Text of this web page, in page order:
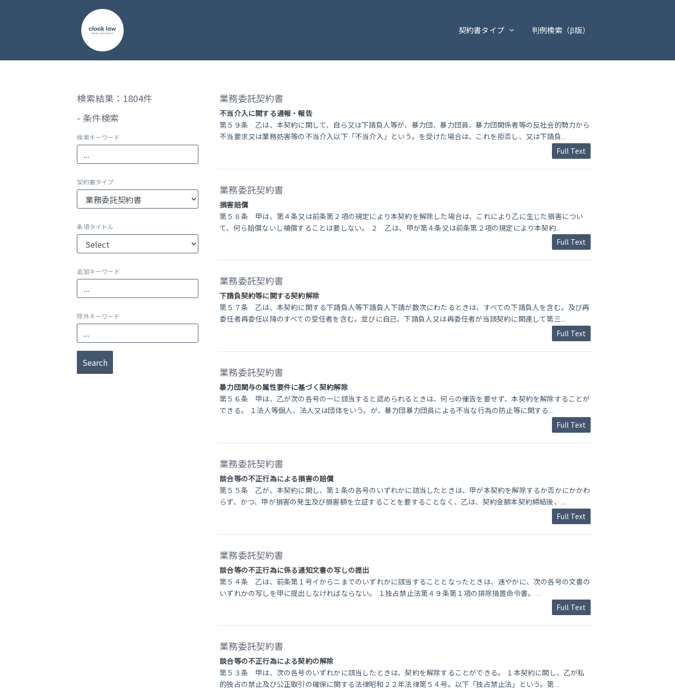
契約書タイプ 判例検索（β版）
検索結果：1804件
- 条件検索
検索キーワード
契約書タイプ
条項タイトル
追加キーワード
除外キーワード
Search
業務委託契約書
不当介入に関する通報・報告
第５９条 乙は、本契約に関して、自ら又は下請負人等が、暴力団、暴力団員、暴力団関係者等の反社会的勢力から
不当要求又は業務妨害等の不当介入以下「不当介入」という。を受けた場合は、これを拒否し、又は下請負 ...
Full Text
業務委託契約書
損害賠償
第５８条 甲は、第４条又は前条第２項の規定により本契約を解除した場合は、これにより乙に生じた損害につい
て、何ら賠償ないし補償することは要しない。 ２ 乙は、甲が第４条又は前条第２項の規定により本契約...
Full Text
業務委託契約書
下請負契約等に関する契約解除
第５７条 乙は、本契約に関する下請負人等下請負人下請が数次にわたるときは、すべての下請負人を含む。及び再
委任者再委任以降のすべての受任者を含む。並びに自己、下請負人又は再委任者が当該契約に関連して第三...
Full Text
業務委託契約書
暴力団関与の属性要件に基づく契約解除
第５６条 甲は、乙が次の各号の一に該当すると認められるときは、何らの催告を要せず、本契約を解除することが
できる。 １法人等個人、法人又は団体をいう。が、暴力団暴力団員による不当な行為の防止等に関する ...
Full Text
業務委託契約書
談合等の不正行為による損害の賠償
第５５条 乙が、本契約に関し、第１条の各号のいずれかに該当したときは、甲が本契約を解除するか否かにかかわ
らず、かつ、甲が損害の発生及び損害額を立証することを要することなく、乙は、契約金額本契約締結後、 ...
Full Text
業務委託契約書
談合等の不正行為に係る通知文書の写しの提出
第５４条 乙は、前条第１号イからニまでのいずれかに該当することとなったときは、速やかに、次の各号の文書の
いずれかの写しを甲に提出しなければならない。 １独占禁止法第４９条第１項の排除措置命令書。 ...
Full Text
業務委託契約書
談合等の不正行為による契約の解除
第５３条 甲は、次の各号のいずれかに該当したときは、契約を解除することができる。 １本契約に関し、乙が私
的独占の禁止及び公正取引の確保に関する法律昭和２２年法律第５４号。以下「独占禁止法」という。第...